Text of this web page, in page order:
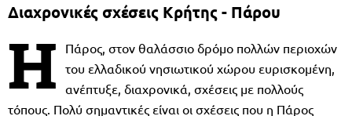
Διαχρονικές σχέσεις Κρήτης - Πάρου
Η
Πάρος, στον θαλάσσιο δρόμο πολλών περιοχών
του ελλαδικού νησιωτικού χώρου ευρισκομένη,
ανέπτυξε, διαχρονικά, σχέσεις με πολλούς
τόπους. Πολύ σημαντικές είναι οι σχέσεις που η Πάρος